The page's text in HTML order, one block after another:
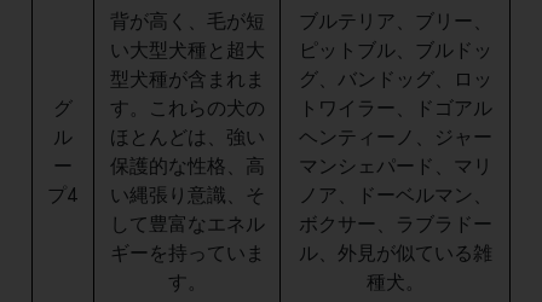
グ
ル
ー
プ4
背が高く、毛が短
い大型犬種と超大
型犬種が含まれま
す。これらの犬の
ほとんどは、強い
保護的な性格、高
い縄張り意識、そ
して豊富なエネル
ギーを持っていま
す。
ブルテリア、ブリー、
ピットブル、ブルドッ
グ、バンドッグ、ロッ
トワイラー、ドゴアル
ヘンティーノ、ジャー
マンシェパード、マリ
ノア、ドーベルマン、
ボクサー、ラブラドー
ル、外見が似ている雑
種犬。